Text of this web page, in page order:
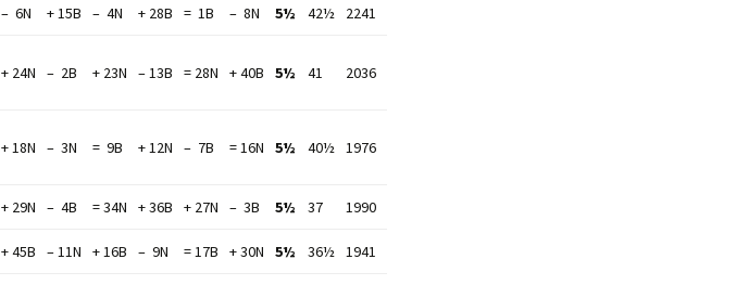
– 6N + 15B – 4N + 28B = 1B – 8N 5½ 42½ 2241
+ 24N – 2B + 23N – 13B = 28N + 40B 5½ 41 2036
+ 18N – 3N = 9B + 12N – 7B = 16N 5½ 40½ 1976
+ 29N – 4B = 34N + 36B + 27N – 3B 5½ 37 1990
+ 45B – 11N + 16B – 9N = 17B + 30N 5½ 36½ 1941